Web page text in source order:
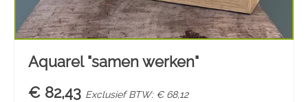
Aquarel "samen werken"
€ 82,43 Exclusief BTW: € 68,12